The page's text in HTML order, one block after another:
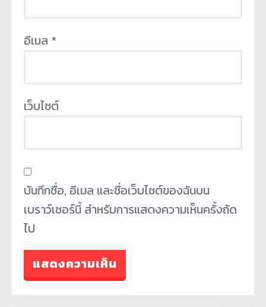
อีเมล *
เว็บไซต์
บันทึกชื่อ, อีเมล และชื่อเว็บไซต์ของฉันบน
เบราว์เซอร์นี้ สำหรับการแสดงความเห็นครั้งถัด
ไป